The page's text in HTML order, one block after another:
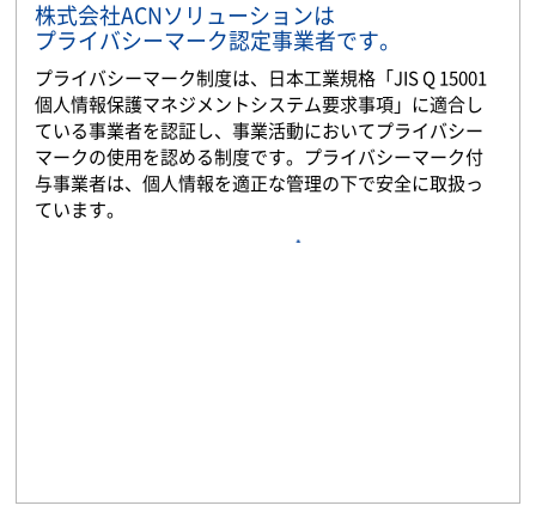
株式会社ACNソリューションは
プライバシーマーク認定事業者です。
プライバシーマーク制度は、日本工業規格「JIS Q 15001
個人情報保護マネジメントシステム要求事項」に適合し
ている事業者を認証し、事業活動においてプライバシー
マークの使用を認める制度です。プライバシーマーク付
与事業者は、個人情報を適正な管理の下で安全に取扱っ
ています。